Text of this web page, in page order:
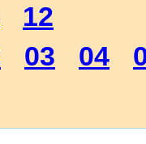
12
03 04